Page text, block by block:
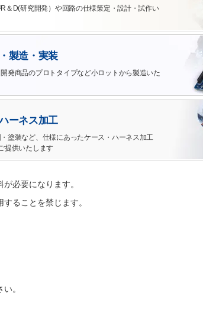
＆D(研究開発）や回路の仕様策定・設計・試作い
製造・実装
発商品のプロトタイプなど小ロットから製造いた
ーネス加工
塗装など、仕様にあったケース・ハーネス加工
提供いたします
必要になります。
ることを禁じます。
。